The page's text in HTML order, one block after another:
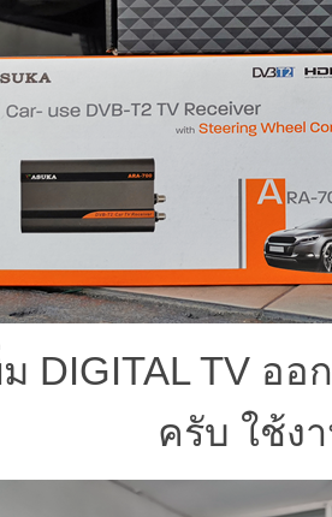
ม DIGITAL TV อ
ครับ ใช้ง